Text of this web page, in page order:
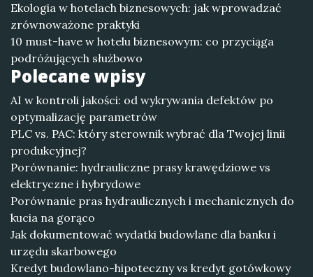
Ekologia w hotelach biznesowych: jak wprowadzać
zrównoważone praktyki
10 must-have w hotelu biznesowym: co przyciąga
podróżujących służbowo
Polecane wpisy
AI w kontroli jakości: od wykrywania defektów po
optymalizację parametrów
PLC vs. PAC: który sterownik wybrać dla Twojej linii
produkcyjnej?
Porównanie: hydrauliczne prasy krawędziowe vs
elektryczne i hybrydowe
Porównanie pras hydraulicznych i mechanicznych do
kucia na gorąco
Jak dokumentować wydatki budowlane dla banku i
urzędu skarbowego
Kredyt budowlano-hipoteczny vs kredyt gotówkowy